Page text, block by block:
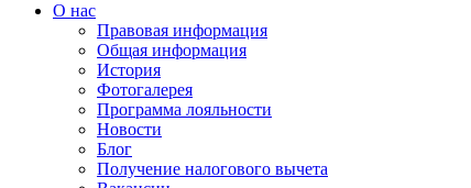
О нас
Правовая информация
Общая информация
История
Фотогалерея
Программа лояльности
Новости
Блог
Получение налогового вычета